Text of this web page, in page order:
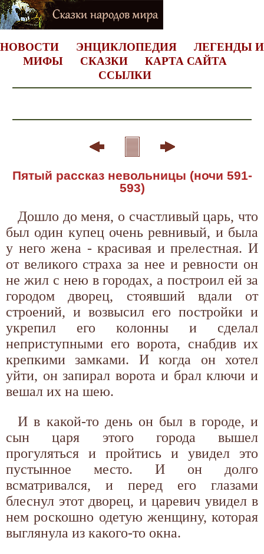
НОВОСТИ ЭНЦИКЛОПЕДИЯ
ЛЕГЕНДЫ И
МИФЫ
СКАЗКИ
КАРТА САЙТА
ССЫЛКИ
Пятый рассказ невольницы (ночи 591-
593)
Дошло до меня, о счастливый царь, что
был один купец очень ревнивый, и была
у него жена - красивая и прелестная. И
от великого страха за нее и ревности он
не жил с нею в городах, а построил ей за
городом дворец, стоявший вдали от
строений, и возвысил его постройки и
укрепил его колонны и сделал
неприступными его ворота, снабдив их
крепкими замками. И когда он хотел
уйти, он запирал ворота и брал ключи и
вешал их на шею.
И в какой-то день он был в городе, и
сын царя этого города вышел
прогуляться и пройтись и увидел это
пустынное место. И он долго
всматривался, и перед его глазами
блеснул этот дворец, и царевич увидел в
нем роскошно одетую женщину, которая
выглянула из какого-то окна.